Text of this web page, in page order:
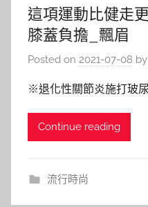
這項運動比健走
膝蓋負擔_飄眉
Posted on 2021-07-08 by
※退化性關節炎施打玻
Continue reading
流行時尚